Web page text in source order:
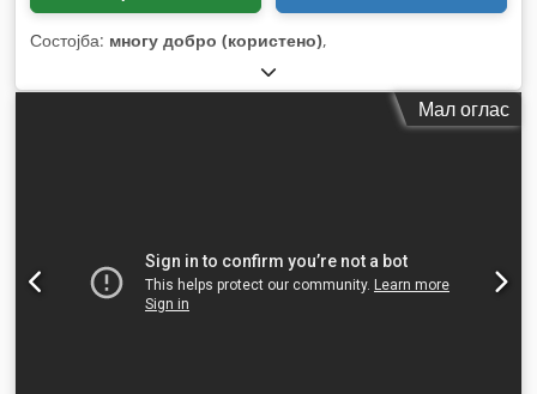
Состојба: многу добро (користено),
Мал оглас